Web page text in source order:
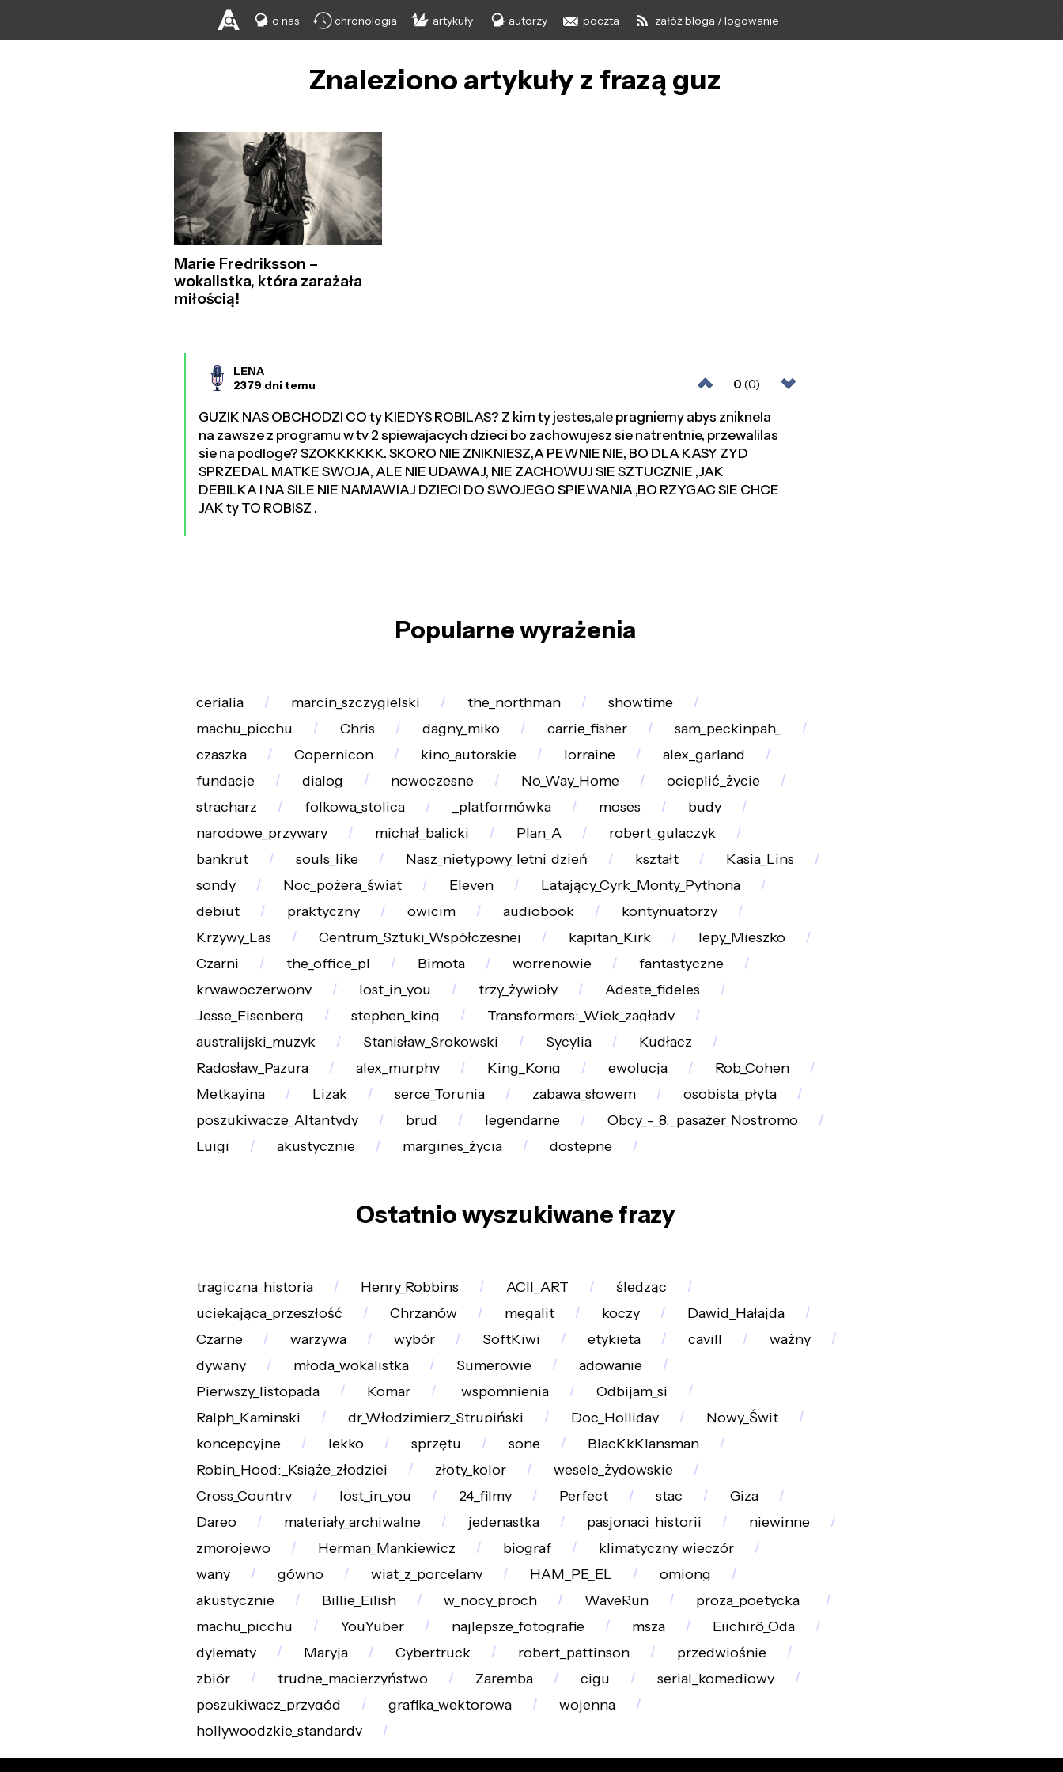
o nas chronologia artykuły autorzy poczta załóż bloga / logowanie
Znaleziono artykuły z frazą guz
Marie Fredriksson –
wokalistka, która zarażała
miłością!
0 (0)
LENA
2379 dni temu
GUZIK NAS OBCHODZI CO ty KIEDYS ROBILAS? Z kim ty jestes,ale pragniemy abys zniknela
na zawsze z programu w tv 2 spiewajacych dzieci bo zachowujesz sie natrentnie, przewalilas
sie na podloge? SZOKKKKKK. SKORO NIE ZNIKNIESZ,A PEWNIE NIE, BO DLA KASY ZYD
SPRZEDAL MATKE SWOJA, ALE NIE UDAWAJ, NIE ZACHOWUJ SIE SZTUCZNIE ,JAK
DEBILKA I NA SILE NIE NAMAWIAJ DZIECI DO SWOJEGO SPIEWANIA ,BO RZYGAC SIE CHCE
JAK ty TO ROBISZ .
Popularne wyrażenia
cerialia marcin_szczygielski the_northman
showtime
machu_picchu
Chris dagny_miko carrie_fisher
sam_peckinpah_
czaszka
Copernicon kino_autorskie lorraine
alex_garland
fundacje
dialog nowoczesne No_Way_Home
ocieplić_życie
stracharz
folkowa_stolica _platformówka moses
budy
narodowe_przywary
michał_balicki Plan_A
robert_gulaczyk
bankrut
souls_like Nasz_nietypowy_letni_dzień kształt
Kasia_Lins
sondy
Noc_pożera_świat Eleven
Latający_Cyrk_Monty_Pythona
debiut
praktyczny owicim audiobook
kontynuatorzy
Krzywy_Las
Centrum_Sztuki_Współczesnej kapitan_Kirk
lepy_Mieszko
Czarni
the_office_pl Bimota worrenowie
fantastyczne
krwawoczerwony
lost_in_you trzy_żywioły
Adeste_fideles
Jesse_Eisenberg
stephen_king
Transformers:_Wiek_zagłady
australijski_muzyk
Stanisław_Srokowski Sycylia
Kudłacz
Radosław_Pazura
alex_murphy King_Kong ewolucja
Rob_Cohen
Metkayina
Lizak serce_Torunia zabawa_słowem
osobista_płyta
poszukiwacze_Altantydy
brud legendarne
Obcy_-_8._pasażer_Nostromo
Luigi
akustycznie margines_życia dostepne
Ostatnio wyszukiwane frazy
tragiczna_historia Henry_Robbins ACII_ART
śledząc
uciekająca_przeszłość
Chrzanów megalit koczy
Dawid_Hałajda
Czarne
warzywa wybór SoftKiwi etykieta cavill
ważny
dywany
młoda_wokalistka Sumerowie
adowanie
Pierwszy_listopada
Komar wspomnienia
Odbijam_si
Ralph_Kaminski
dr_Włodzimierz_Strupiński Doc_Holliday
Nowy_Świt
koncepcyjne
lekko sprzętu sone
BlacKkKlansman
Robin_Hood:_Książę_złodziei
złoty_kolor
wesele_żydowskie
Cross_Country
lost_in_you 24_filmy Perfect stac
Giza
Dareo
materiały_archiwalne jedenastka pasjonaci_historii
niewinne
zmorojewo
Herman_Mankiewicz biograf
klimatyczny_wieczór
wany
gówno wiat_z_porcelany HAM_PE_EL
omiong
akustycznie
Billie_Eilish w_nocy_proch WaveRun
proza_poetycka_
machu_picchu
YouYuber najlepsze_fotografie msza
Eiichirô_Oda
dylematy
Maryja Cybertruck robert_pattinson
przedwiośnie
zbiór
trudne_macierzyństwo Zaremba cigu
serial_komediowy
poszukiwacz_przygód
grafika_wektorowa
wojenna
hollywoodzkie_standardy